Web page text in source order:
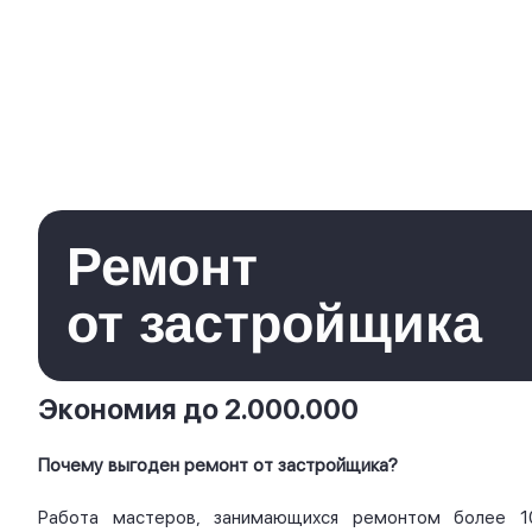
Ремонт
от застройщика
Экономия до 2.000.000
Почему выгоден ремонт от застройщика?
Работа мастеров, занимающихся ремонтом более